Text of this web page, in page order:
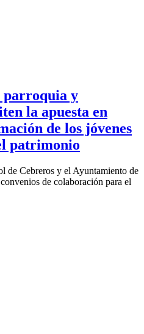
parroquia y
la apuesta en
de los jóvenes
patrimonio
de Cebreros y el Ayuntamiento de
de colaboración para el